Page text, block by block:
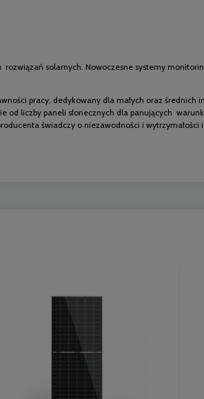
solarnych. Nowoczesne systemy
pracy, dedykowany dla małych oraz
od liczby paneli słonecznych dla panujących
świadczy o niezawodności i wytrzymałości